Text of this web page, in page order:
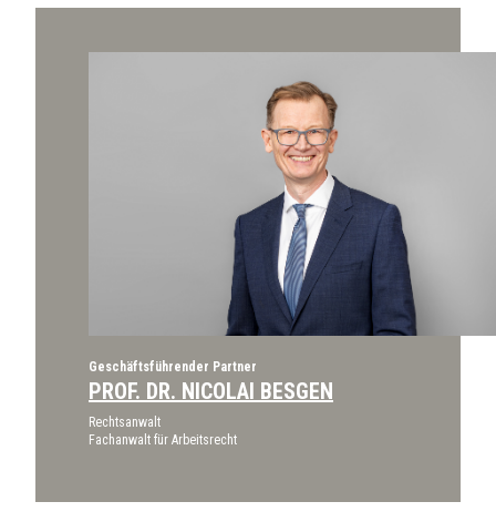
Geschäftsführender Partner
PROF. DR. NICOLAI BESGEN
Rechtsanwalt
Fachanwalt für Arbeitsrecht